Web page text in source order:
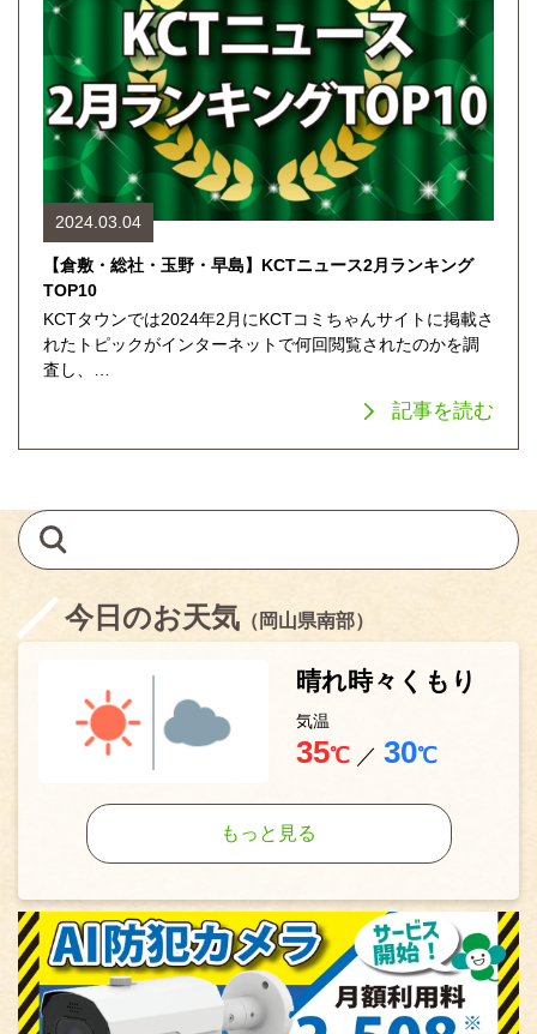
2024.03.04
【倉敷・総社・玉野・早島】KCTニュース2月ランキング
TOP10
KCTタウンでは2024年2月にKCTコミちゃんサイトに掲載さ
れたトピックがインターネットで何回閲覧されたのかを調
査し、…
記事を読む
今日のお天気 （岡山県南部）
晴れ時々くもり
気温
35℃ ／ 30℃
もっと見る